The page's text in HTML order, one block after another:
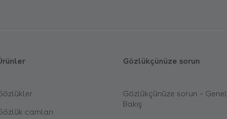
camları
Gözlükçünüze sorun
Gözlükçünüze sorun – Genel
Bakış